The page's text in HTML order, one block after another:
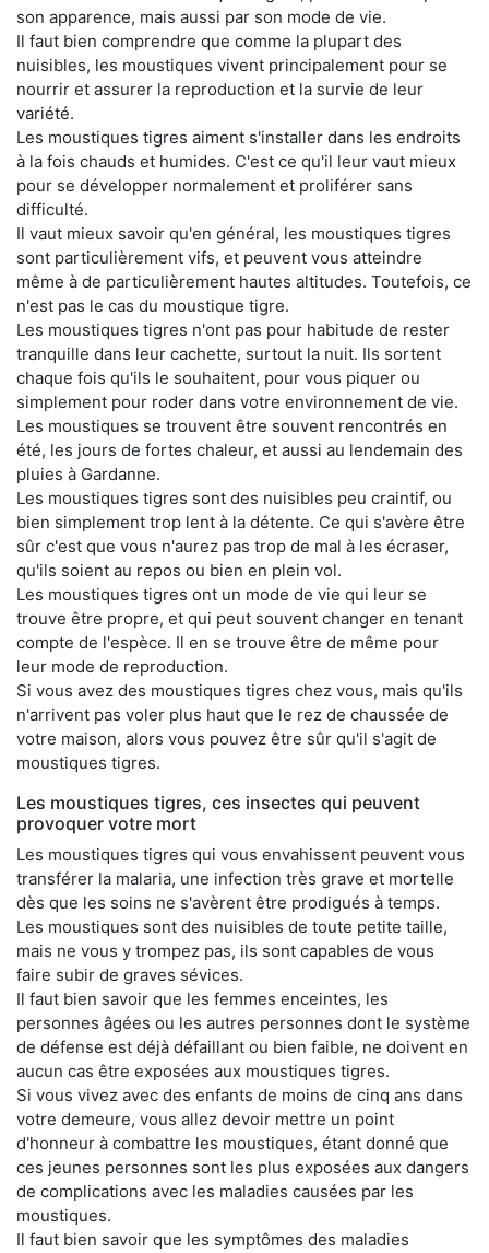
son apparence, mais aussi par son mode de vie.
Il faut bien comprendre que comme la plupart des
nuisibles, les moustiques vivent principalement pour se
nourrir et assurer la reproduction et la survie de leur
variété.
Les moustiques tigres aiment s'installer dans les endroits
à la fois chauds et humides. C'est ce qu'il leur vaut mieux
pour se développer normalement et proliférer sans
difficulté.
Il vaut mieux savoir qu'en général, les moustiques tigres
sont particulièrement vifs, et peuvent vous atteindre
même à de particulièrement hautes altitudes. Toutefois, ce
n'est pas le cas du moustique tigre.
Les moustiques tigres n'ont pas pour habitude de rester
tranquille dans leur cachette, surtout la nuit. Ils sortent
chaque fois qu'ils le souhaitent, pour vous piquer ou
simplement pour roder dans votre environnement de vie.
Les moustiques se trouvent être souvent rencontrés en
été, les jours de fortes chaleur, et aussi au lendemain des
pluies à Gardanne.
Les moustiques tigres sont des nuisibles peu craintif, ou
bien simplement trop lent à la détente. Ce qui s'avère être
sûr c'est que vous n'aurez pas trop de mal à les écraser,
qu'ils soient au repos ou bien en plein vol.
Les moustiques tigres ont un mode de vie qui leur se
trouve être propre, et qui peut souvent changer en tenant
compte de l'espèce. Il en se trouve être de même pour
leur mode de reproduction.
Si vous avez des moustiques tigres chez vous, mais qu'ils
n'arrivent pas voler plus haut que le rez de chaussée de
votre maison, alors vous pouvez être sûr qu'il s'agit de
moustiques tigres.
Les moustiques tigres, ces insectes qui peuvent
provoquer votre mort
Les moustiques tigres qui vous envahissent peuvent vous
transférer la malaria, une infection très grave et mortelle
dès que les soins ne s'avèrent être prodigués à temps.
Les moustiques sont des nuisibles de toute petite taille,
mais ne vous y trompez pas, ils sont capables de vous
faire subir de graves sévices.
Il faut bien savoir que les femmes enceintes, les
personnes âgées ou les autres personnes dont le système
de défense est déjà défaillant ou bien faible, ne doivent en
aucun cas être exposées aux moustiques tigres.
Si vous vivez avec des enfants de moins de cinq ans dans
votre demeure, vous allez devoir mettre un point
d'honneur à combattre les moustiques, étant donné que
ces jeunes personnes sont les plus exposées aux dangers
de complications avec les maladies causées par les
moustiques.
Il faut bien savoir que les symptômes des maladies